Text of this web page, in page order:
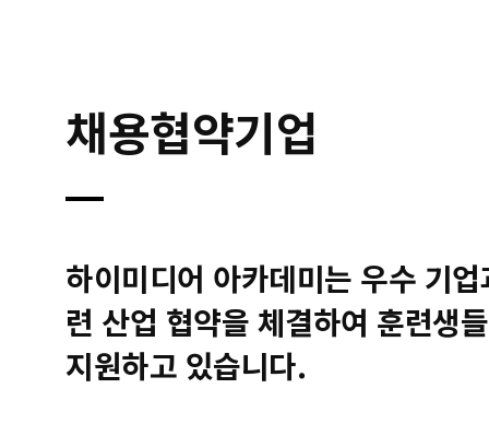
채용협약기업
하이미디어 아카데미는 우수 기
련 산업 협약을 체결하여 훈련생
지원하고 있습니다.